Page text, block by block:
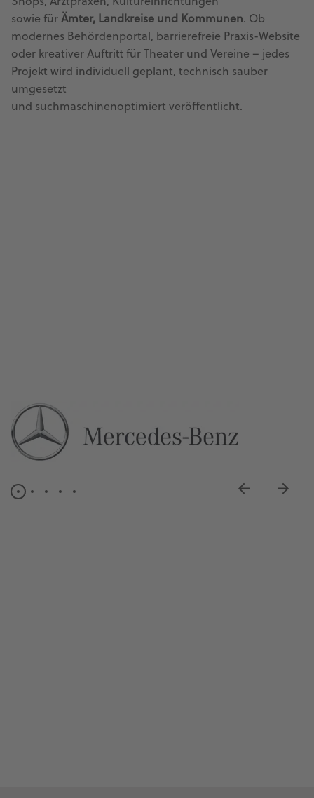
sowie für Ämter, Landkreise und Kommunen. Ob
modernes Behördenportal, barrierefreie Praxis-Website
oder kreativer Auftritt für Theater und Vereine – jedes
Projekt wird individuell geplant, technisch sauber
umgesetzt
und suchmaschinenoptimiert veröffentlicht.